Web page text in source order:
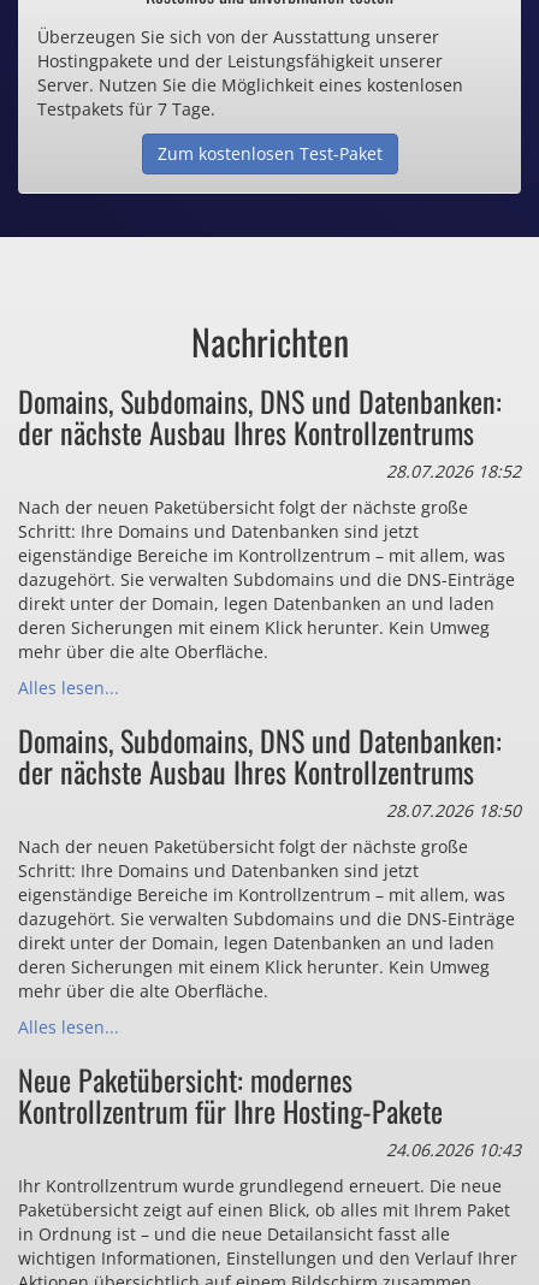
Inklusive .de Domain
Webspace ab 1,25€ / Monat
Günstige SSL-Zertifikate
Bezahlen Sie auch zu viel
für Dinge, die sie gar nicht brauchen?
Überzeugen Sie sich von der Ausstattung unserer
Hostingpakete und der Leistungsfähigkeit unserer
Server. Nutzen Sie die Möglichkeit eines kostenlosen
Testpakets für 7 Tage.
Zum kostenlosen Test-Paket
Nachrichten
Domains, Subdomains, DNS und Datenbanken:
der nächste Ausbau Ihres Kontrollzentrums
28.07.2026 18:52
Nach der neuen Paketübersicht folgt der nächste große
Schritt: Ihre Domains und Datenbanken sind jetzt
eigenständige Bereiche im Kontrollzentrum – mit allem, was
dazugehört. Sie verwalten Subdomains und die DNS-Einträge
direkt unter der Domain, legen Datenbanken an und laden
deren Sicherungen mit einem Klick herunter. Kein Umweg
mehr über die alte Oberfläche.
Alles lesen...
Domains, Subdomains, DNS und Datenbanken:
der nächste Ausbau Ihres Kontrollzentrums
28.07.2026 18:50
Nach der neuen Paketübersicht folgt der nächste große
Schritt: Ihre Domains und Datenbanken sind jetzt
eigenständige Bereiche im Kontrollzentrum – mit allem, was
dazugehört. Sie verwalten Subdomains und die DNS-Einträge
direkt unter der Domain, legen Datenbanken an und laden
deren Sicherungen mit einem Klick herunter. Kein Umweg
mehr über die alte Oberfläche.
Alles lesen...
Neue Paketübersicht: modernes
Kontrollzentrum für Ihre Hosting-Pakete
24.06.2026 10:43
Ihr Kontrollzentrum wurde grundlegend erneuert. Die neue
Paketübersicht zeigt auf einen Blick, ob alles mit Ihrem Paket
in Ordnung ist – und die neue Detailansicht fasst alle
wichtigen Informationen, Einstellungen und den Verlauf Ihrer